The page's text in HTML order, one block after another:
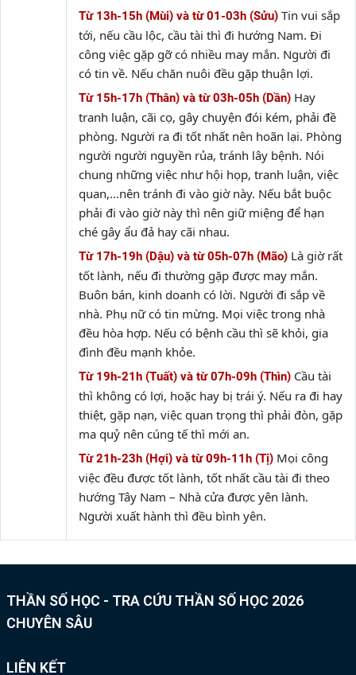
Từ 13h-15h (Mùi) và từ 01-03h (Sửu) Tin vui sắp
tới, nếu cầu lộc, cầu tài thì đi hướng Nam. Đi
công việc gặp gỡ có nhiều may mắn. Người đi
có tin về. Nếu chăn nuôi đều gặp thuận lợi.
Từ 15h-17h (Thân) và từ 03h-05h (Dần) Hay
tranh luận, cãi cọ, gây chuyện đói kém, phải đề
phòng. Người ra đi tốt nhất nên hoãn lại. Phòng
người người nguyền rủa, tránh lây bệnh. Nói
chung những việc như hội họp, tranh luận, việc
quan,…nên tránh đi vào giờ này. Nếu bắt buộc
phải đi vào giờ này thì nên giữ miệng để hạn
ché gây ẩu đả hay cãi nhau.
Từ 17h-19h (Dậu) và từ 05h-07h (Mão) Là giờ rất
tốt lành, nếu đi thường gặp được may mắn.
Buôn bán, kinh doanh có lời. Người đi sắp về
nhà. Phụ nữ có tin mừng. Mọi việc trong nhà
đều hòa hợp. Nếu có bệnh cầu thì sẽ khỏi, gia
đình đều mạnh khỏe.
Từ 19h-21h (Tuất) và từ 07h-09h (Thìn) Cầu tài
thì không có lợi, hoặc hay bị trái ý. Nếu ra đi hay
thiệt, gặp nạn, việc quan trọng thì phải đòn, gặp
ma quỷ nên cúng tế thì mới an.
Từ 21h-23h (Hợi) và từ 09h-11h (Tị) Mọi công
việc đều được tốt lành, tốt nhất cầu tài đi theo
hướng Tây Nam – Nhà cửa được yên lành.
Người xuất hành thì đều bình yên.
THẦN SỐ HỌC - TRA CỨU THẦN SỐ HỌC 2026
CHUYÊN SÂU
LIÊN KẾT